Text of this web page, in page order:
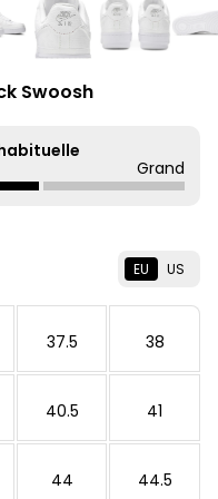
Swoosh
Grand
EU US
37.5 38
40.5 41
44 44.5